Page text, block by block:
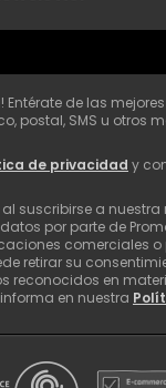
Entérate de las
postal, SMS u otros
de privacidad y
suscribirse a nuestra
por parte de
comerciales o
retirar su
reconocidos en
en nuestra